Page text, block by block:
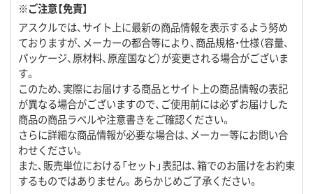
※ご注意【免責】
アスクルでは、サイト上に最新の商品情報を表示するよう努め
ておりますが、メーカーの都合等により、商品規格・仕様（容量、
パッケージ、原材料、原産国など）が変更される場合がございま
す。
このため、実際にお届けする商品とサイト上の商品情報の表記
が異なる場合がございますので、ご使用前には必ずお届けした
商品の商品ラベルや注意書きをご確認ください。
さらに詳細な商品情報が必要な場合は、メーカー等にお問い合
わせください。
また、販売単位における「セット」表記は、箱でのお届けをお約束
するものではありません。あらかじめご了承ください。